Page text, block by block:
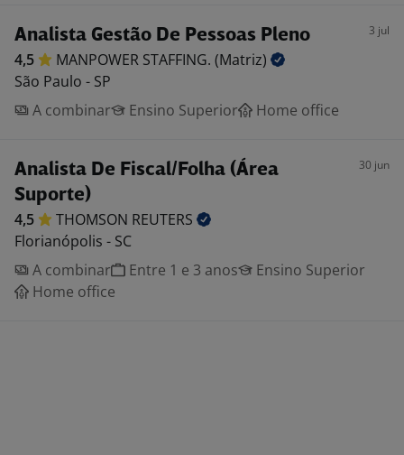
Analista Gestão De Pessoas Pleno 3 jul
4,5 MANPOWER STAFFING. (Matriz)
São Paulo - SP
A combinar
Ensino Superior Home office
Analista De Fiscal/Folha (Área
Suporte)
30 jun
4,5 THOMSON REUTERS
Florianópolis - SC
A combinar
Entre 1 e 3 anos
Ensino Superior
Home office